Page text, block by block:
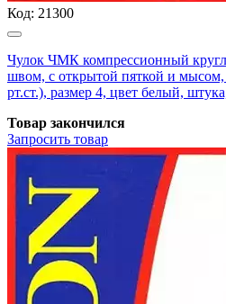
Код: 21300
Чулок ЧМК компрессионный
швом, с открытой пяткой и
рт.ст.), размер 4, цвет белый,
Товар закончился
Запросить товар